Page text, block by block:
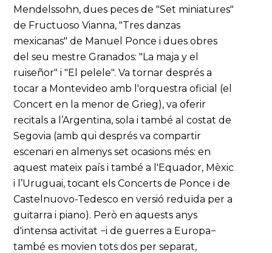
Mendelssohn, dues peces de "Set miniatures"
de Fructuoso Vianna, "Tres danzas
mexicanas" de Manuel Ponce i dues obres
del seu mestre Granados: "La maja y el
ruiseñor" i "El pelele". Va tornar després a
tocar a Montevideo amb l'orquestra oficial (el
Concert en la menor de Grieg), va oferir
recitals a l’Argentina, sola i també al costat de
Segovia (amb qui després va compartir
escenari en almenys set ocasions més: en
aquest mateix país i també a l'Equador, Mèxic
i l’Uruguai, tocant els Concerts de Ponce i de
Castelnuovo-Tedesco en versió reduïda per a
guitarra i piano). Però en aquests anys
d'intensa activitat −i de guerres a Europa−
també es movien tots dos per separat,